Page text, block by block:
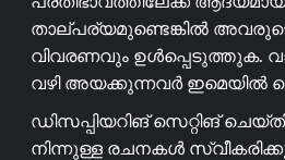
താല്പര്യമുണ്ടെങ്കിൽ
വിവരണവും ഉൾപ്പെടുത്തുക.
വഴി അയക്കുന്നവർ
ഡിസപ്പിയറിങ് സെറ്റിങ്
നിന്നുള്ള രചനകൾ